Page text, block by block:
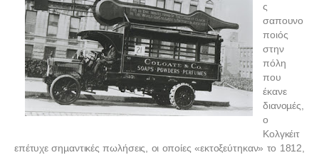
ς
σαπουνο
ποιός
στην
πόλη
που
έκανε
διανοµές,
ο
Κολγκέιτ
επέτυχε σηµαντικές πωλήσεις, οι οποίες «εκτοξεύτηκαν» το 1812,